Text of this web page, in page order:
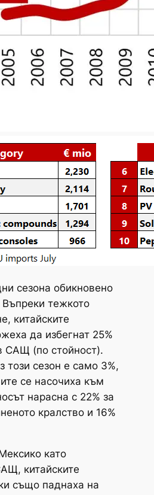
сезона обикновено
Въпреки тежкото
китайските
да избегнат 25%
САЩ (по стойност).
този сезон е само 3%,
се насочиха към
нарасна с 22% за
кралство и 16%
като
китайските
също паднаха на